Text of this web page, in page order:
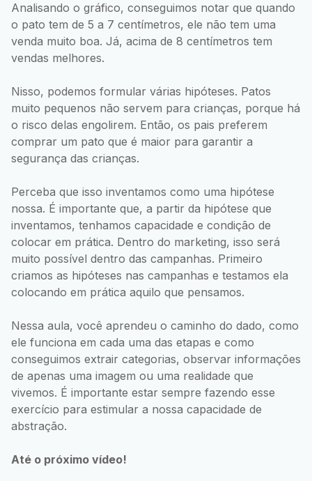
Analisando o gráfico, conseguimos notar que quando
o pato tem de 5 a 7 centímetros, ele não tem uma
venda muito boa. Já, acima de 8 centímetros tem
vendas melhores.
Nisso, podemos formular várias hipóteses. Patos
muito pequenos não servem para crianças, porque há
o risco delas engolirem. Então, os pais preferem
comprar um pato que é maior para garantir a
segurança das crianças.
Perceba que isso inventamos como uma hipótese
nossa. É importante que, a partir da hipótese que
inventamos, tenhamos capacidade e condição de
colocar em prática. Dentro do marketing, isso será
muito possível dentro das campanhas. Primeiro
criamos as hipóteses nas campanhas e testamos ela
colocando em prática aquilo que pensamos.
Nessa aula, você aprendeu o caminho do dado, como
ele funciona em cada uma das etapas e como
conseguimos extrair categorias, observar informações
de apenas uma imagem ou uma realidade que
vivemos. É importante estar sempre fazendo esse
exercício para estimular a nossa capacidade de
abstração.
Até o próximo vídeo!